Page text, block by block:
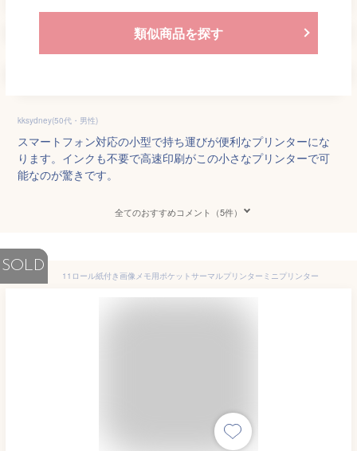
類似商品を探す
kksydney(50代・男性)
スマートフォン対応の小型で持ち運びが便利なプリンターにな
ります。インクも不要で高速印刷がこの小さなプリンターで可
能なのが驚きです。
全てのおすすめコメント（5件）
SOLD
11ロール紙付き画像メモ用ポケットサーマルプリンターミニプリンター